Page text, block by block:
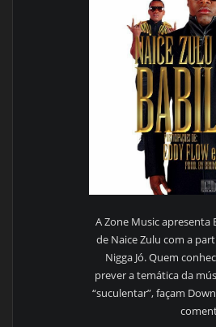
A Zone Music apresenta
de Naice Zulu com a
Nigga Jó. Quem
prever a temática da
“suculentar”, façam